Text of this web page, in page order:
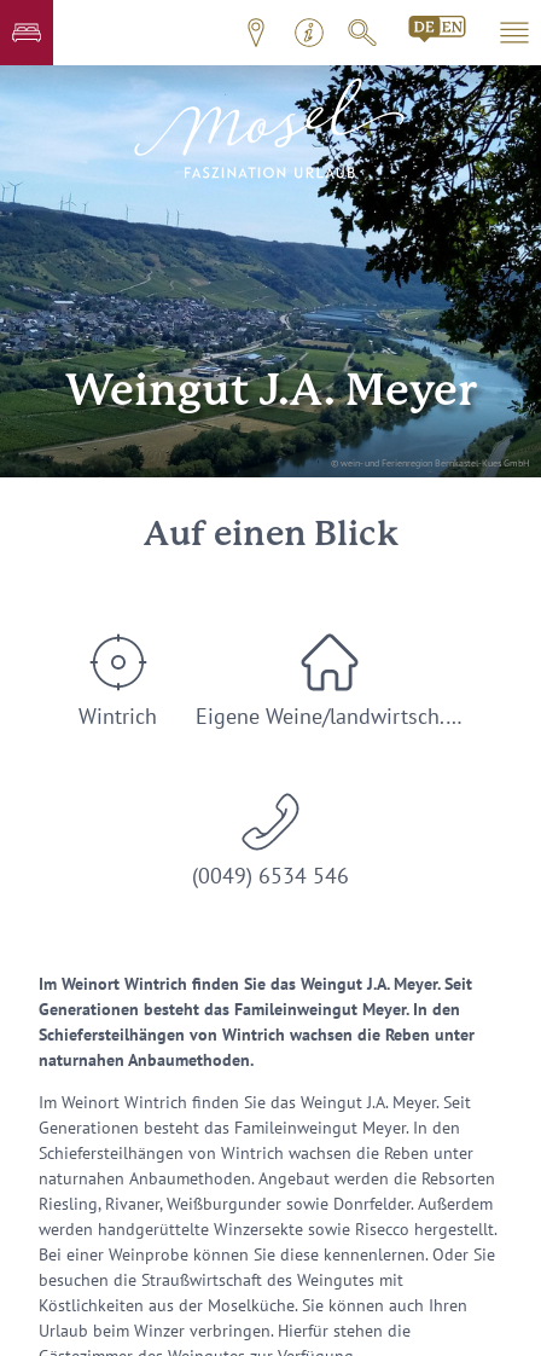
© wein- und Ferienregion Bernkastel-Kues GmbH
Weingut J.A. Meyer
Auf einen Blick
Wintrich Eigene Weine/landwirtsch.…
(0049) 6534 546
Im Weinort Wintrich finden Sie das Weingut J.A. Meyer. Seit
Generationen besteht das Famileinweingut Meyer. In den
Schiefersteilhängen von Wintrich wachsen die Reben unter
naturnahen Anbaumethoden.
Im Weinort Wintrich finden Sie das Weingut J.A. Meyer. Seit
Generationen besteht das Famileinweingut Meyer. In den
Schiefersteilhängen von Wintrich wachsen die Reben unter
naturnahen Anbaumethoden. Angebaut werden die Rebsorten
Riesling, Rivaner, Weißburgunder sowie Donrfelder. Außerdem
werden handgerüttelte Winzersekte sowie Risecco hergestellt.
Bei einer Weinprobe können Sie diese kennenlernen. Oder Sie
besuchen die Straußwirtschaft des Weingutes mit
Köstlichkeiten aus der Moselküche. Sie können auch Ihren
Urlaub beim Winzer verbringen. Hierfür stehen die